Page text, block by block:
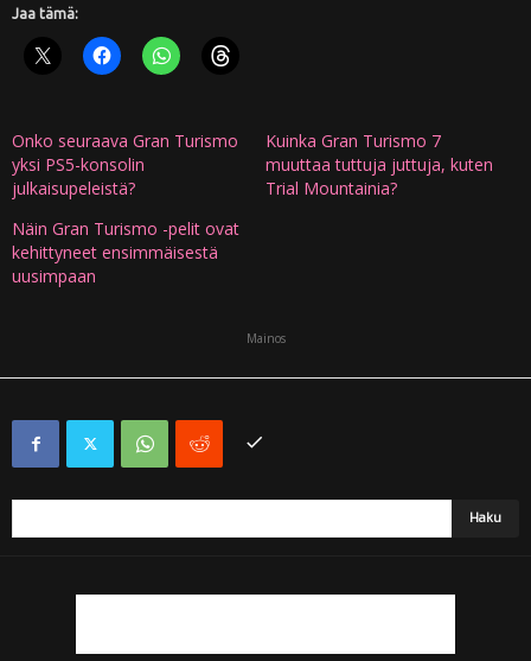
Jaa tämä:
Onko seuraava Gran Turismo
yksi PS5-konsolin
julkaisupeleistä?
Kuinka Gran Turismo 7
muuttaa tuttuja juttuja, kuten
Trial Mountainia?
Näin Gran Turismo -pelit ovat
kehittyneet ensimmäisestä
uusimpaan
Mainos